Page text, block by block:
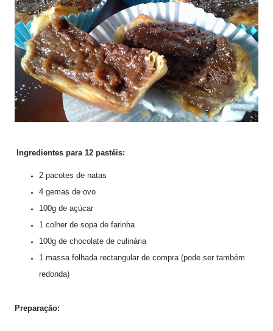
Ingredientes para 12 pastéis:
2 pacotes de natas
4 gemas de ovo
100g de açúcar
1 colher de sopa de farinha
100g de chocolate de culinária
1 massa folhada rectangular de compra (pode ser também
redonda)
Preparação: